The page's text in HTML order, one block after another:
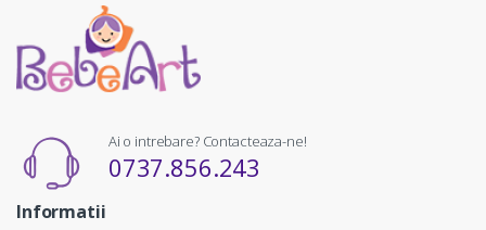
Ai o intrebare? Contacteaza-ne!
0737.856.243
Informatii